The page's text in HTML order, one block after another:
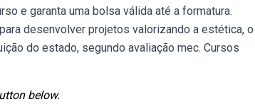
e garanta uma bolsa válida até a formatura.
desenvolver projetos valorizando a estética, o
do estado, segundo avaliação mec. Cursos
below.